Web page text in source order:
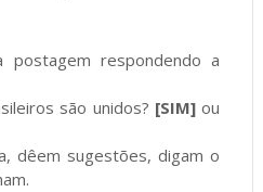
postagem respondendo a
são unidos? [SIM]ou
dêem sugestões, digam o